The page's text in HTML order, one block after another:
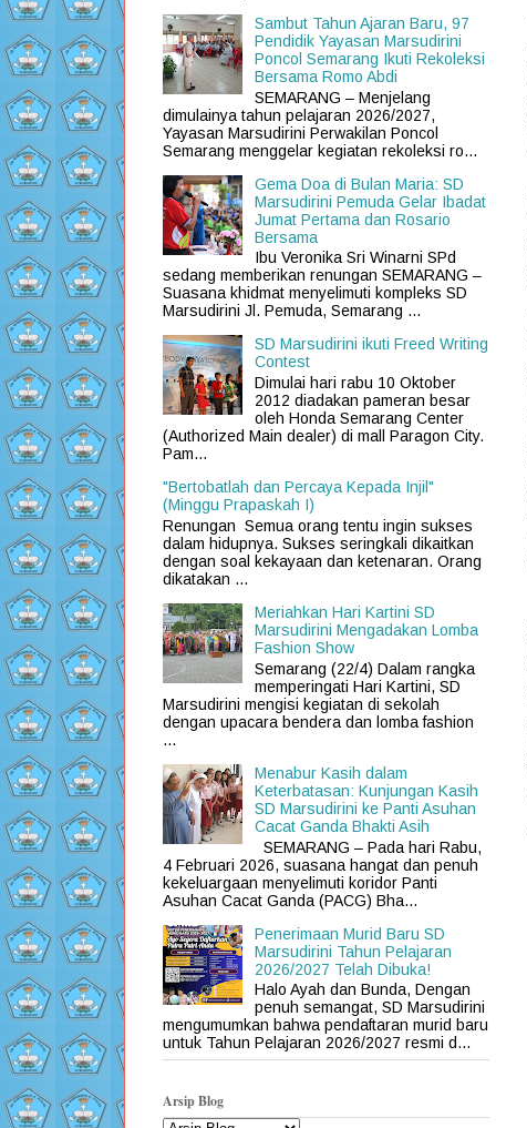
Sambut Tahun Ajaran Baru, 97
Pendidik Yayasan Marsudirini
Poncol Semarang Ikuti Rekoleksi
Bersama Romo Abdi
SEMARANG – Menjelang
dimulainya tahun pelajaran 2026/2027,
Yayasan Marsudirini Perwakilan Poncol
Semarang menggelar kegiatan rekoleksi ro...
Gema Doa di Bulan Maria: SD
Marsudirini Pemuda Gelar Ibadat
Jumat Pertama dan Rosario
Bersama
Ibu Veronika Sri Winarni SPd
sedang memberikan renungan SEMARANG –
Suasana khidmat menyelimuti kompleks SD
Marsudirini Jl. Pemuda, Semarang ...
SD Marsudirini ikuti Freed Writing
Contest
Dimulai hari rabu 10 Oktober
2012 diadakan pameran besar
oleh Honda Semarang Center
(Authorized Main dealer) di mall Paragon City.
Pam...
"Bertobatlah dan Percaya Kepada Injil"
(Minggu Prapaskah I)
Renungan Semua orang tentu ingin sukses
dalam hidupnya. Sukses seringkali dikaitkan
dengan soal kekayaan dan ketenaran. Orang
dikatakan ...
Meriahkan Hari Kartini SD
Marsudirini Mengadakan Lomba
Fashion Show
Semarang (22/4) Dalam rangka
memperingati Hari Kartini, SD
Marsudirini mengisi kegiatan di sekolah
dengan upacara bendera dan lomba fashion
...
Menabur Kasih dalam
Keterbatasan: Kunjungan Kasih
SD Marsudirini ke Panti Asuhan
Cacat Ganda Bhakti Asih
SEMARANG – Pada hari Rabu,
4 Februari 2026, suasana hangat dan penuh
kekeluargaan menyelimuti koridor Panti
Asuhan Cacat Ganda (PACG) Bha...
Penerimaan Murid Baru SD
Marsudirini Tahun Pelajaran
2026/2027 Telah Dibuka!
Halo Ayah dan Bunda, Dengan
penuh semangat, SD Marsudirini
mengumumkan bahwa pendaftaran murid baru
untuk Tahun Pelajaran 2026/2027 resmi d...
Arsip Blog